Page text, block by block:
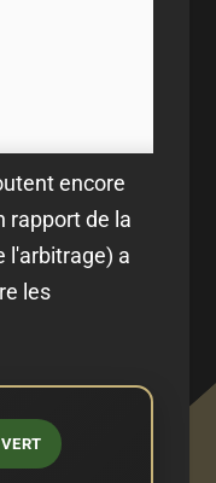
encore
rapport de la
l'arbitrage) a
les